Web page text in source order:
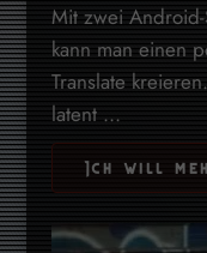
Mit zwei
kann man einen
Translate
latent ...
Ich will